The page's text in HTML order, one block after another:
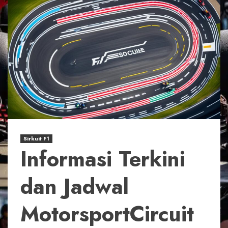
Sirkuit F1
Informasi Terkini
dan Jadwal
MotorsportCircuit